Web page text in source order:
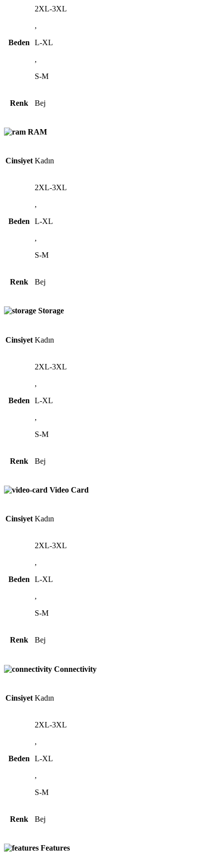
Beden
2XL-3XL
,
L-XL
,
S-M
Renk Bej
RAM
Cinsiyet Kadın
Beden
2XL-3XL
,
L-XL
,
S-M
Renk Bej
Storage
Cinsiyet Kadın
Beden
2XL-3XL
,
L-XL
,
S-M
Renk Bej
Video Card
Cinsiyet Kadın
Beden
2XL-3XL
,
L-XL
,
S-M
Renk Bej
Connectivity
Cinsiyet Kadın
Beden
2XL-3XL
,
L-XL
,
S-M
Renk Bej
Features